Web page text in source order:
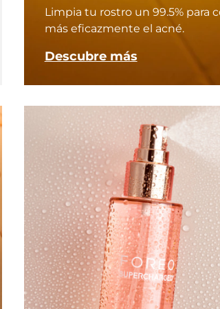
Limpia tu rostro un 99.5% para
más eficazmente el acné.
Descubre más